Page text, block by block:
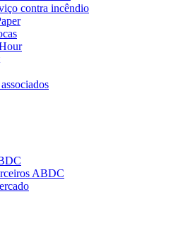
contra incêndio
ABDC